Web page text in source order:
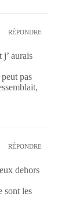
RÉPONDRE
aurais
pas
RÉPONDRE
dehors
sont les